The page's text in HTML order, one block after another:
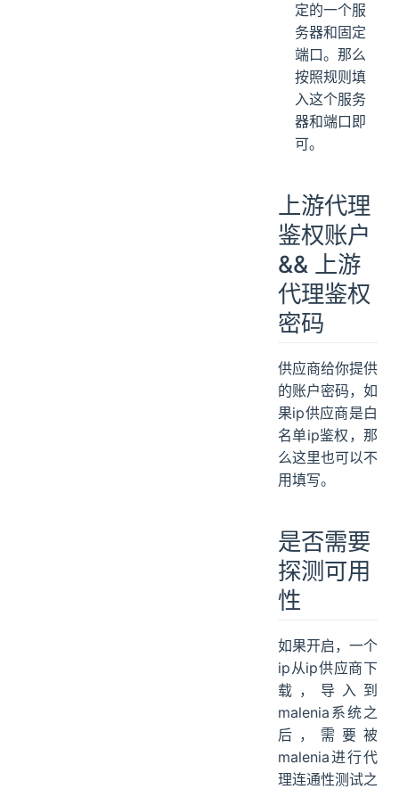
定的一个服
务器和固定
端口。那么
按照规则填
入这个服务
器和端口即
可。
上游代理
鉴权账户
&& 上游
代理鉴权
密码
供应商给你提供
的账户密码，如
果ip供应商是白
名单ip鉴权，那
么这里也可以不
用填写。
是否需要
探测可用
性
如果开启，一个
ip从ip供应商下
载，导入到
malenia系统之
后，需要被
malenia进行代
理连通性测试之